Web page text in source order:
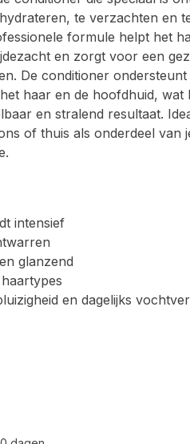
te verzachten en
formule helpt het
en zorgt voor een
De conditioner ondersteunt
haar en de hoofdhuid, wat
en stralend resultaat.
of thuis als onderdeel van
intensief
glanzend
en dagelijks